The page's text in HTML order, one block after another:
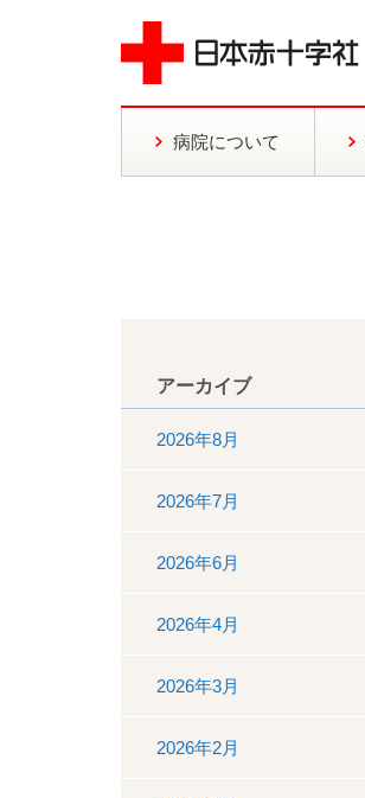
病院について
アーカイブ
2026年8月
2026年7月
2026年6月
2026年4月
2026年3月
2026年2月